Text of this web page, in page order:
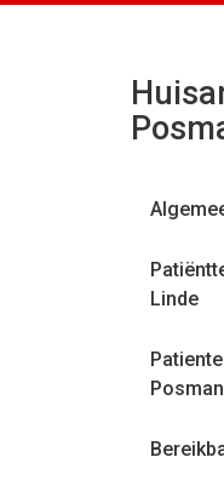
Linde
Posman